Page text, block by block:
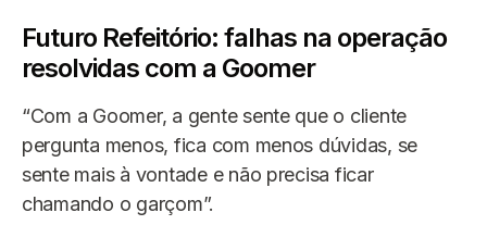
Futuro Refeitório: falhas na operação
resolvidas com a Goomer
“Com a Goomer, a gente sente que o cliente
pergunta menos, fica com menos dúvidas, se
sente mais à vontade e não precisa ficar
chamando o garçom”.